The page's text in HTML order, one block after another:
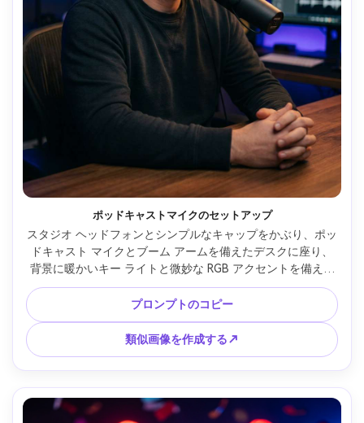
ポッドキャストマイクのセットアップ
スタジオ ヘッドフォンとシンプルなキャップをかぶり、ポッ
ドキャスト マイクとブーム アームを備えたデスクに座り、
背景に暖かいキー ライトと微妙な RGB アクセントを備えた
人物のプロのコンテンツ クリエイターのポートレート。
Sony A7IV 50mm f/1.4 で撮影、胸アップ フレーミング、鮮
明なフォーカス、超リアル、クリエイターの美学 --ar 4:5
プロンプトのコピー
類似画像を作成する↗